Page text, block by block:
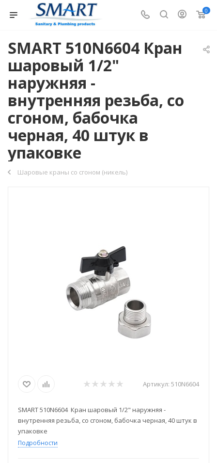
0
SMART 510N6604 Кран
шаровый 1/2"
наружняя -
внутренняя резьба, со
сгоном, бабочка
черная, 40 штук в
упаковке
Шаровые краны со сгоном (никель)
Артикул: 510N6604
SMART 510N6604 Кран шаровый 1/2" наружняя -
внутренняя резьба, со сгоном, бабочка черная, 40 штук в
упаковке
Подробности